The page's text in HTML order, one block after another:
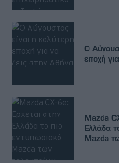
Ο
εποχή
Mazda
Ελλάδα
Mazda